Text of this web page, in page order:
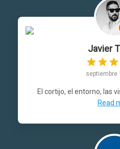
Javier
septiembre
El cortijo, el entorno, las
Read